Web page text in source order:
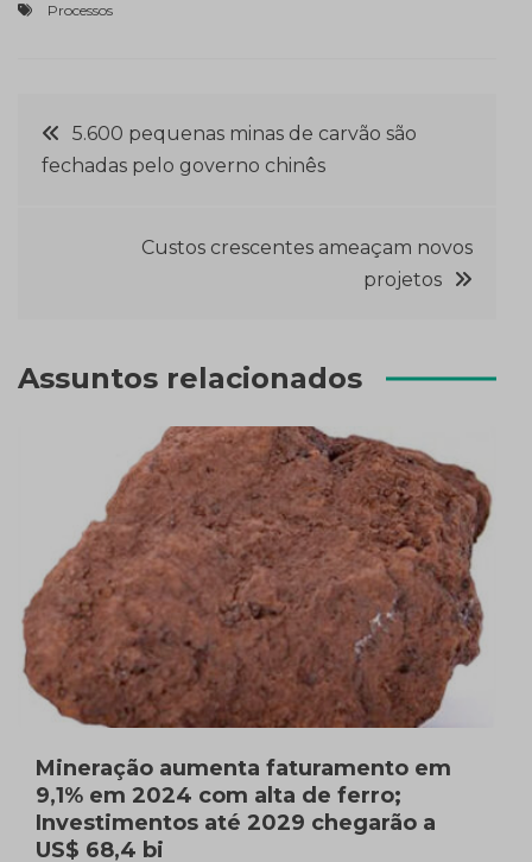
Processos
Navegação
5.600 pequenas minas de carvão são
fechadas pelo governo chinês
Custos crescentes ameaçam novos
projetos
Assuntos relacionados
Mineração aumenta faturamento em
9,1% em 2024 com alta de ferro;
Investimentos até 2029 chegarão a
US$ 68,4 bi